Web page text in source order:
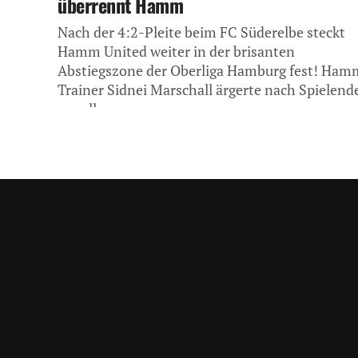
Nach der 4:2-Pleite beim FC Süderelbe steckt
Hamm United weiter in der brisanten
Abstiegszone der Oberliga Hamburg fest!
Trainer Sidnei Marschall ärgerte nach
vor allem...